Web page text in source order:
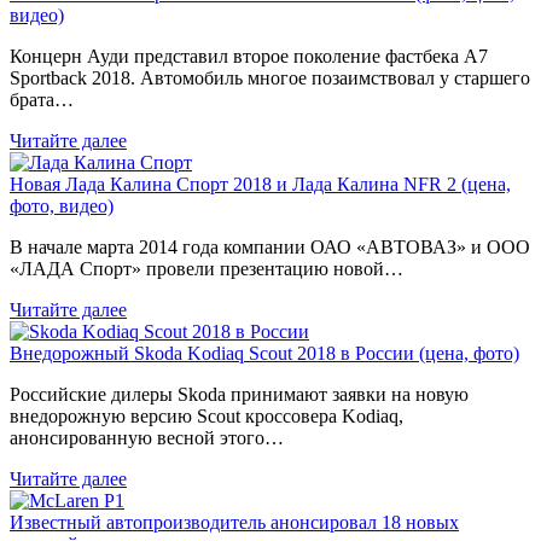
видео)
Концерн Ауди представил второе поколение фастбека A7
Sportback 2018. Автомобиль многое позаимствовал у старшего
брата…
Читайте далее
Новая Лада Калина Спорт 2018 и Лада Калина NFR 2 (цена,
фото, видео)
В начале марта 2014 года компании ОАО «АВТОВАЗ» и ООО
«ЛАДА Спорт» провели презентацию новой…
Читайте далее
Внедорожный Skoda Kodiaq Scout 2018 в России (цена, фото)
Российские дилеры Skoda принимают заявки на новую
внедорожную версию Scout кроссовера Kodiaq,
анонсированную весной этого…
Читайте далее
Известный автопроизводитель анонсировал 18 новых